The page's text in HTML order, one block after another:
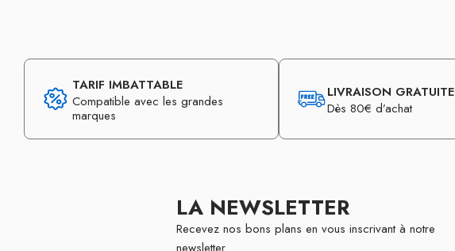
TARIF IMBATTABLE
Compatible avec les grandes
marques
LIVRAISON GRATUITE
Dès 80€ d’achat
LA NEWSLETTER
Recevez nos bons plans en vous inscrivant à notre